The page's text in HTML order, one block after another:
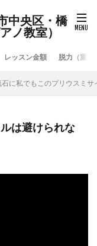
中央区・橋
ノ教室）
レッスン金額 脱力（重力
石に私でもこのプリウスミサ
は避けられな